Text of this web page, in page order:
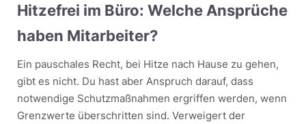
Hitzefrei im Büro: Welche Ansprüche
haben Mitarbeiter?
Ein pauschales Recht, bei Hitze nach Hause zu gehen,
gibt es nicht. Du hast aber Anspruch darauf, dass
notwendige Schutzmaßnahmen ergriffen werden, wenn
Grenzwerte überschritten sind. Verweigert der